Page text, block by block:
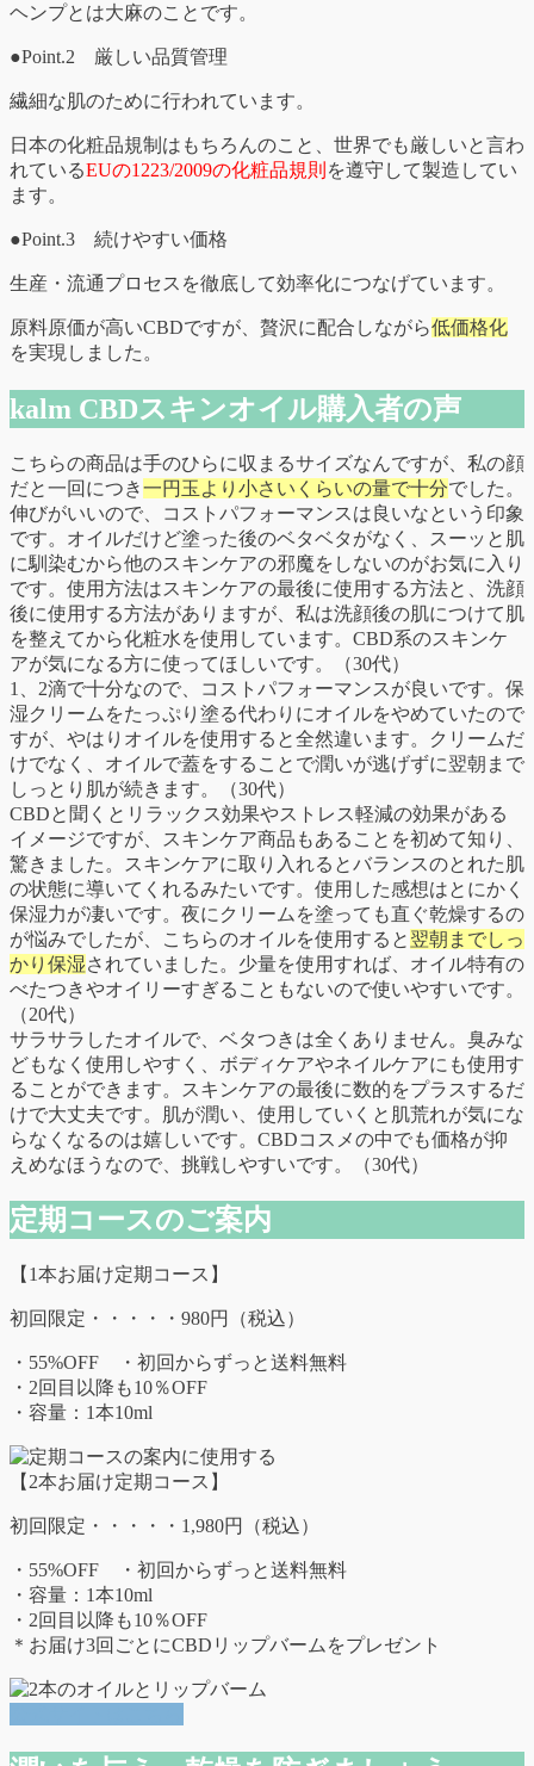
ヘンプとは大麻のことです。
●Point.2 厳しい品質管理
繊細な肌のために行われています。
日本の化粧品規制はもちろんのこと、世界でも厳しいと言わ
れているEUの1223/2009の化粧品規則 を遵守して製造してい
ます。
●Point.3 続けやすい価格
生産・流通プロセスを徹底して効率化につなげています。
原料原価が高いCBDですが、贅沢に配合しながら低価格化
を実現しました。
kalm CBDスキンオイル購入者の声
こちらの商品は手のひらに収まるサイズなんですが、私の顔
だと一回につき一円玉より小さいくらいの量で十分でした。
伸びがいいので、コストパフォーマンスは良いなという印象
です。オイルだけど塗った後のベタベタがなく、スーッと肌
に馴染むから他のスキンケアの邪魔をしないのがお気に入り
です。使用方法はスキンケアの最後に使用する方法と、洗顔
後に使用する方法がありますが、私は洗顔後の肌につけて肌
を整えてから化粧水を使用しています。CBD系のスキンケ
アが気になる方に使ってほしいです。（30代）
1、2滴で十分なので、コストパフォーマンスが良いです。保
湿クリームをたっぷり塗る代わりにオイルをやめていたので
すが、やはりオイルを使用すると全然違います。クリームだ
けでなく、オイルで蓋をすることで潤いが逃げずに翌朝まで
しっとり肌が続きます。（30代）
CBDと聞くとリラックス効果やストレス軽減の効果がある
イメージですが、スキンケア商品もあることを初めて知り、
驚きました。スキンケアに取り入れるとバランスのとれた肌
の状態に導いてくれるみたいです。使用した感想はとにかく
保湿力が凄いです。夜にクリームを塗っても直ぐ乾燥するの
が悩みでしたが、こちらのオイルを使用すると 翌朝までしっ
かり保湿されていました。少量を使用すれば、オイル特有の
べたつきやオイリーすぎることもないので使いやすいです。
（20代）
サラサラしたオイルで、ベタつきは全くありません。臭みな
どもなく使用しやすく、ボディケアやネイルケアにも使用す
ることができます。スキンケアの最後に数的をプラスするだ
けで大丈夫です。肌が潤い、使用していくと肌荒れが気にな
らなくなるのは嬉しいです。CBDコスメの中でも価格が抑
えめなほうなので、挑戦しやすいです。（30代）
定期コースのご案内
【1本お届け定期コース】
初回限定・・・・・980円（税込）
・55%OFF ・初回からずっと送料無料
・2回目以降も10％OFF
・容量：1本10ml
【2本お届け定期コース】
初回限定・・・・・1,980円（税込）
・55%OFF ・初回からずっと送料無料
・容量：1本10ml
・2回目以降も10％OFF
＊お届け3回ごとにCBDリップバームをプレゼント